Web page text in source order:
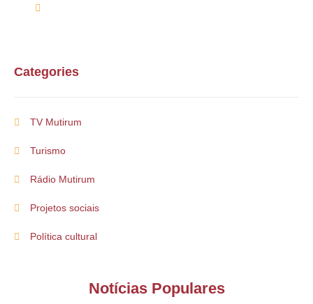
Categories
TV Mutirum
Turismo
Rádio Mutirum
Projetos sociais
Política cultural
Notícias Populares